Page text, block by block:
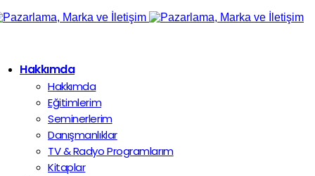
Hakkımda
Hakkımda
Eğitimlerim
Seminerlerim
Danışmanlıklar
TV & Radyo Programlarım
Kitaplar